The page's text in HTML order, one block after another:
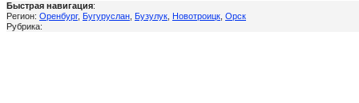
Быстрая навигация:
Регион: Оренбург, Бугуруслан Бузулук Новотроицк Орск
Рубрика: